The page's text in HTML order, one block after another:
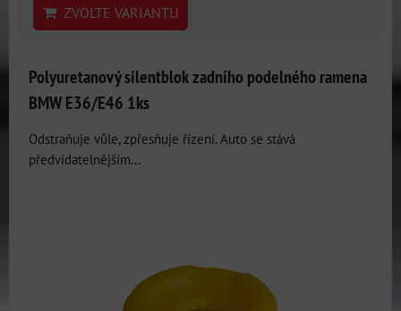
ZVOLTE VARIANTU
Polyuretanový silentblok zadního podelného ramena
BMW E36/E46 1ks
Odstraňuje vůle, zpřesňuje řízení. Auto se stává
předvídatelnějším...